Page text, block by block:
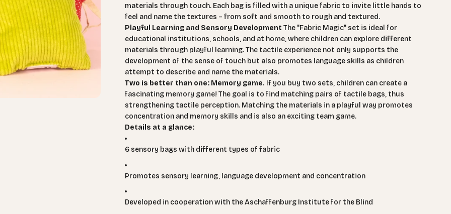
materials through touch. Each bag is filled with a unique fabric to invite little hands to
feel and name the textures – from soft and smooth to rough and textured.
Playful Learning and Sensory Development The "Fabric Magic" set is ideal for
educational institutions, schools, and at home, where children can explore different
materials through playful learning. The tactile experience not only supports the
development of the sense of touch but also promotes language skills as children
attempt to describe and name the materials.
Two is better than one: Memory game. If you buy two sets, children can create a
fascinating memory game! The goal is to find matching pairs of tactile bags, thus
strengthening tactile perception. Matching the materials in a playful way promotes
concentration and memory skills and is also an exciting team game.
Details at a glance:
6 sensory bags with different types of fabric
Promotes sensory learning, language development and concentration
Developed in cooperation with the Aschaffenburg Institute for the Blind